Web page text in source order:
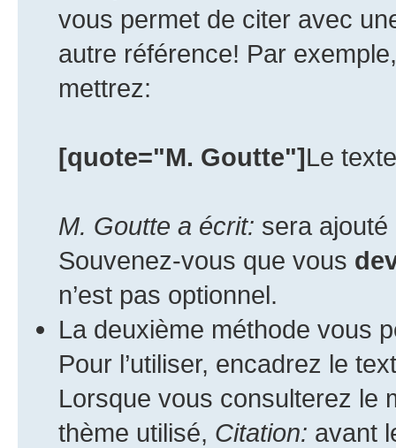
vous permet de citer avec
autre référence! Par
mettrez:
[quote="M. Goutte"]Le
M. Goutte a écrit: sera
Souvenez-vous que vous
n’est pas optionnel.
La deuxième méthode vous
Pour l’utiliser, encadrez le
Lorsque vous consulterez le
thème utilisé, Citation: avant